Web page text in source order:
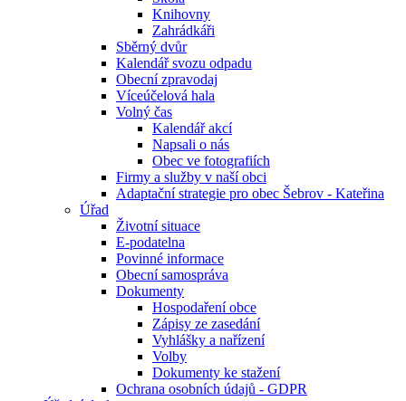
Knihovny
Zahrádkáři
Sběrný dvůr
Kalendář svozu odpadu
Obecní zpravodaj
Víceúčelová hala
Volný čas
Kalendář akcí
Napsali o nás
Obec ve fotografiích
Firmy a služby v naší obci
Adaptační strategie pro obec Šebrov - Kateřina
Úřad
Životní situace
E-podatelna
Povinné informace
Obecní samospráva
Dokumenty
Hospodaření obce
Zápisy ze zasedání
Vyhlášky a nařízení
Volby
Dokumenty ke stažení
Ochrana osobních údajů - GDPR